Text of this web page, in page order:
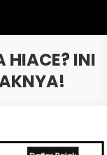
HIACE? INI